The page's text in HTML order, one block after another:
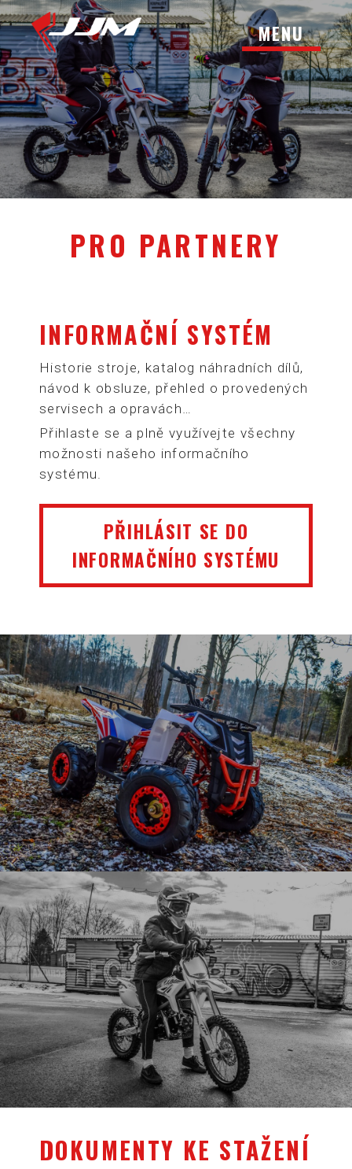
MENU
PRO PARTNERY
INFORMAČNÍ SYSTÉM
Historie stroje, katalog náhradních dílů,
návod k obsluze, přehled o provedených
servisech a opravách…
Přihlaste se a plně využívejte všechny
možnosti našeho informačního
systému.
PŘIHLÁSIT SE DO
INFORMAČNÍHO SYSTÉMU
DOKUMENTY KE STAŽENÍ